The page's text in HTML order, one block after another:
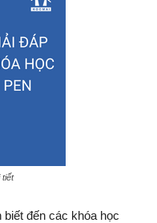
tiết
biết đến các khóa học